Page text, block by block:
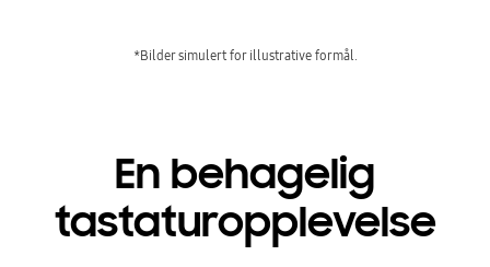
*Bilder simulert for illustrative formål.
En behagelig
tastaturopplevelse